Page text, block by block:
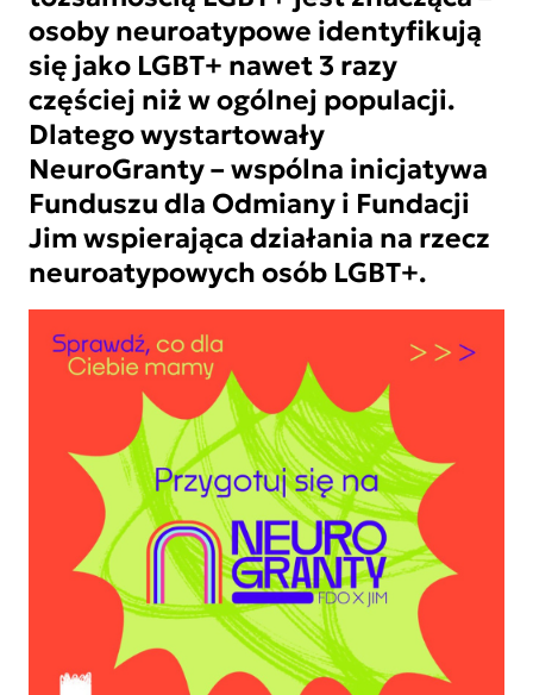
osoby neuroatypowe identyfikują
się jako LGBT+ nawet 3 razy
częściej niż w ogólnej populacji.
Dlatego wystartowały
NeuroGranty – wspólna inicjatywa
Funduszu dla Odmiany i Fundacji
Jim wspierająca działania na rzecz
neuroatypowych osób LGBT+.